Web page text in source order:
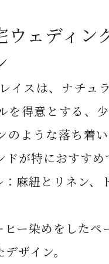
ウェディン
イスは、ナチュ
を得意とする、
のような落ち着
ドが特におすすめ
麻紐とリネン、
ヒー染めをしたペ
ザイン。